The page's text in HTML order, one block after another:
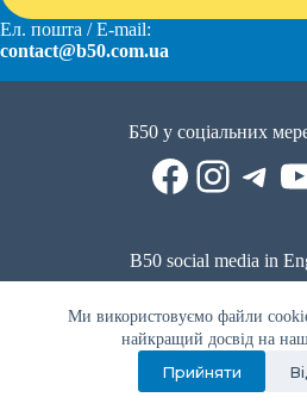
Ми використовуємо файли
найкращий досвід на
Прийняти
Ел. пошта / E-mail:
contact@b50.com.ua
Б50 у соціальних
B50 social media in
Reddit
Політика приватності|Публічна оферта|
Privacy Policy|Public offer